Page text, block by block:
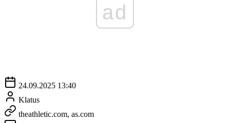
ad
24.09.2025 13:40
Klatus
theathletic.com, as.com